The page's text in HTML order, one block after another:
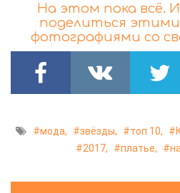
На этом пока всё.
поделиться
фотографиями со
мода, звёзды, топ 10,
2017,
платье,